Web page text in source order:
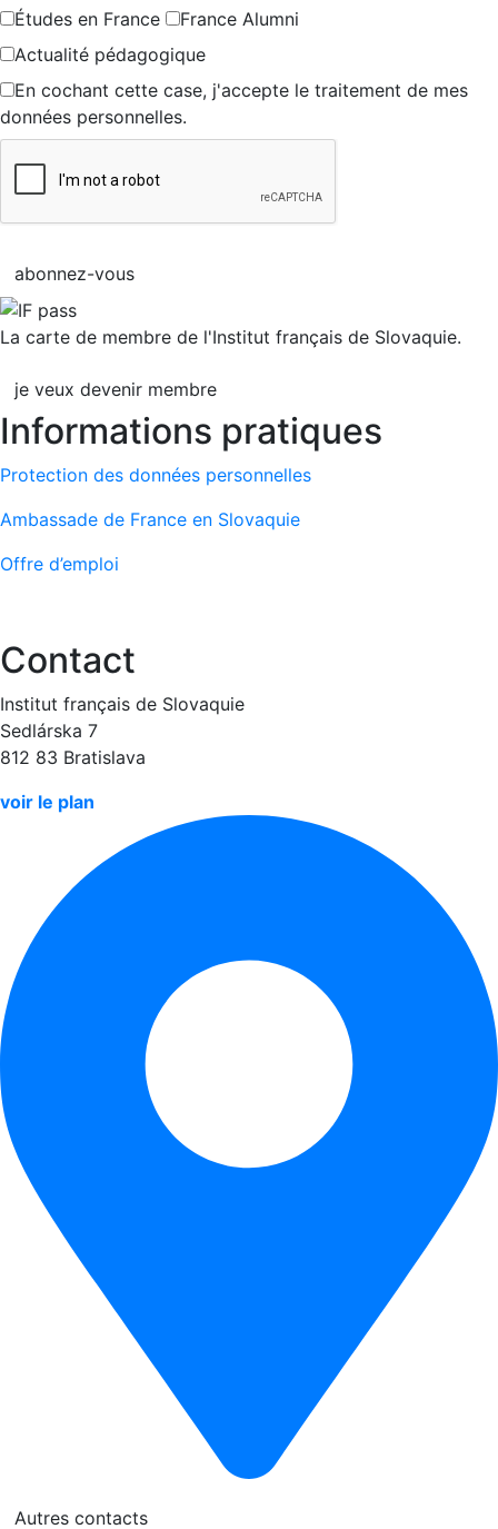
Études en France
France Alumni
Actualité pédagogique
En cochant cette case, j'accepte le traitement de mes
données personnelles.
abonnez-vous
La carte de membre de l'Institut français de Slovaquie.
je veux devenir membre
Informations pratiques
Protection des données personnelles
Ambassade de France en Slovaquie
Offre d’emploi
Contact
Institut français de Slovaquie
Sedlárska 7
812 83 Bratislava
voir le plan
Autres contacts